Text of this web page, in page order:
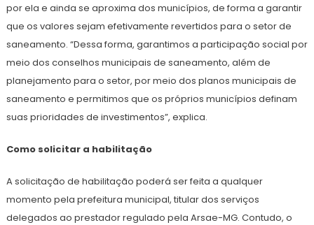
por ela e ainda se aproxima dos municípios, de forma a garantir
que os valores sejam efetivamente revertidos para o setor de
saneamento. “Dessa forma, garantimos a participação social por
meio dos conselhos municipais de saneamento, além de
planejamento para o setor, por meio dos planos municipais de
saneamento e permitimos que os próprios municípios definam
suas prioridades de investimentos”, explica.
Como solicitar a habilitação
A solicitação de habilitação poderá ser feita a qualquer
momento pela prefeitura municipal, titular dos serviços
delegados ao prestador regulado pela Arsae-MG. Contudo, o